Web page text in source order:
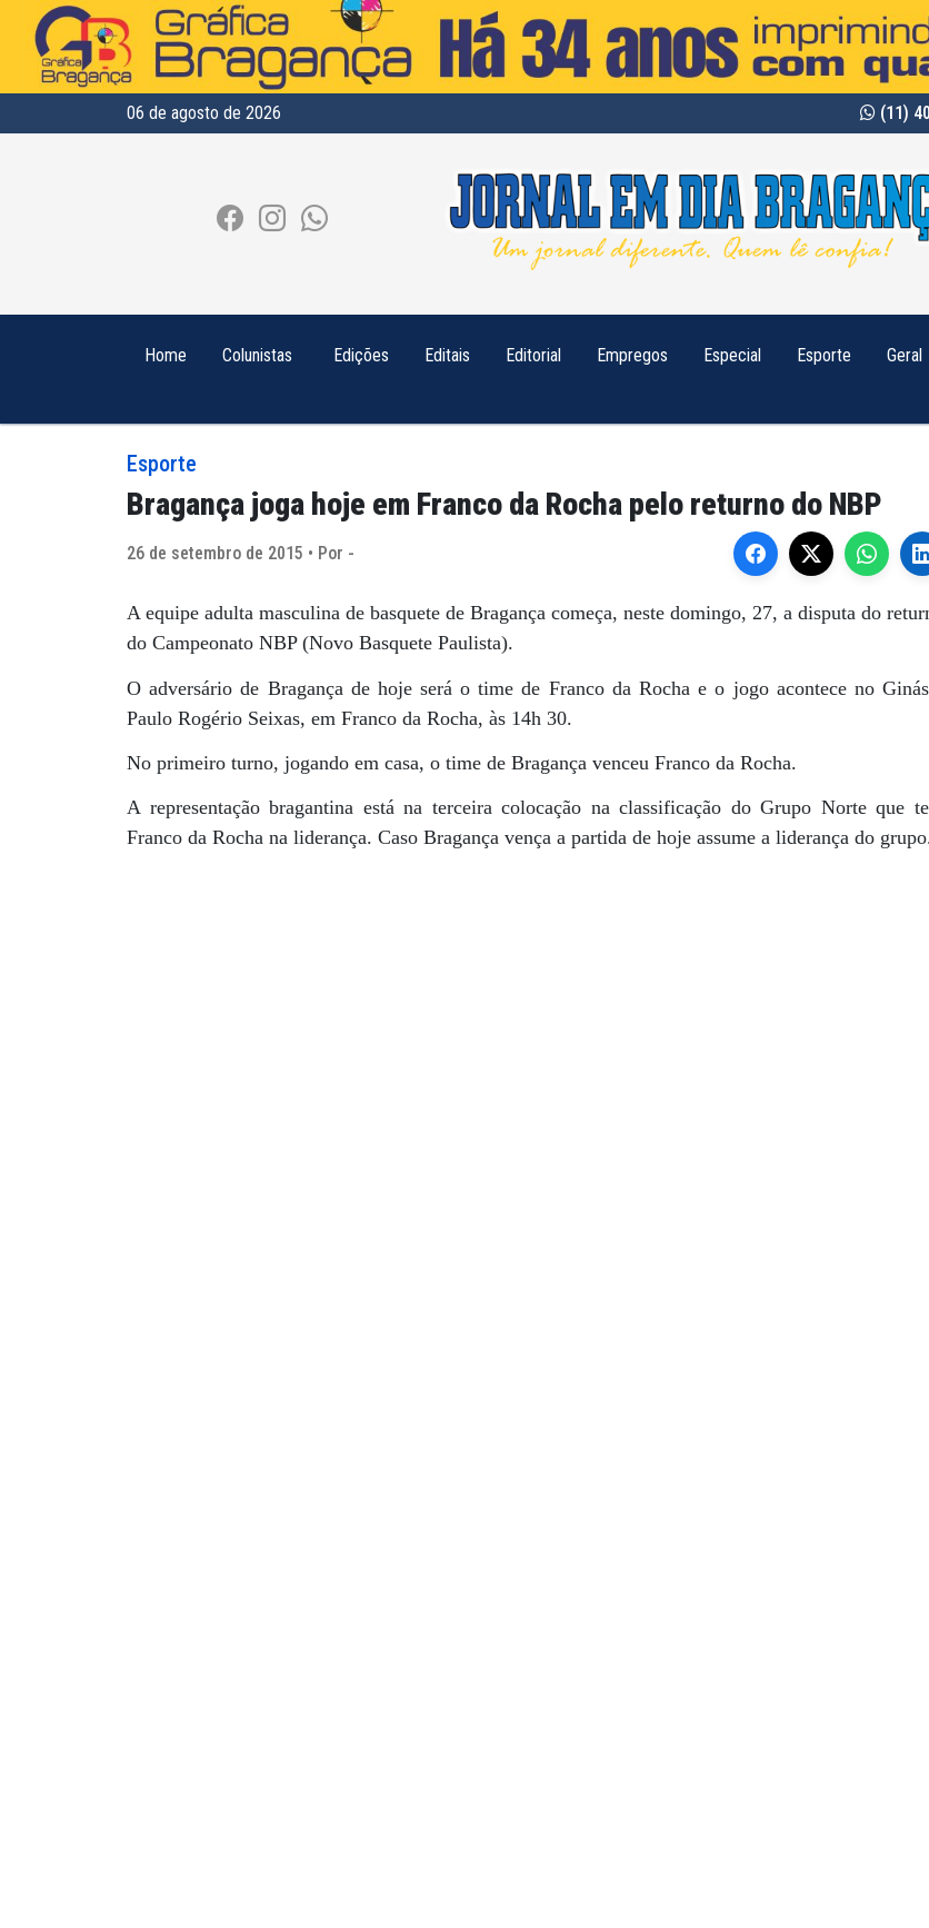
06 de agosto de 2026 (11)
Home Colunistas Edições Editais Editorial Empregos Especial Esporte Geral
Esporte
Bragança joga hoje em Franco da Rocha pelo returno do NBP
26 de setembro de 2015 • Por -
A equipe adulta masculina de basquete de Bragança começa, neste domingo, 27, a disputa do
do Campeonato NBP (Novo Basquete Paulista).
O adversário de Bragança de hoje será o time de Franco da Rocha e o jogo acontece no
Paulo Rogério Seixas, em Franco da Rocha, às 14h 30.
No primeiro turno, jogando em casa, o time de Bragança venceu Franco da Rocha.
A representação bragantina está na terceira colocação na classificação do Grupo Norte que
Franco da Rocha na liderança. Caso Bragança vença a partida de hoje assume a liderança do